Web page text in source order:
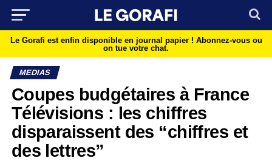
Le Gorafi est enfin disponible en journal papier ! Abonnez-vous ou
on tue votre chat.
MEDIAS
Coupes budgétaires à France
Télévisions : les chiffres
disparaissent des “chiffres et
des lettres”